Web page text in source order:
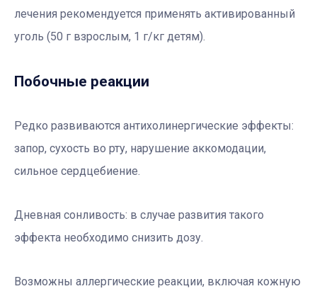
лечения рекомендуется применять активированный
уголь (50 г взрослым, 1 г/кг детям).
Побочные реакции
Редко развиваются антихолинергические эффекты:
запор, сухость во рту, нарушение аккомодации,
сильное сердцебиение.
Дневная сонливость: в случае развития такого
эффекта необходимо снизить дозу.
Возможны аллергические реакции, включая кожную